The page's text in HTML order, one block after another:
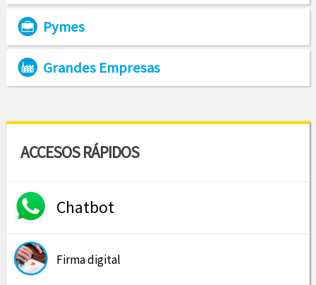
Pymes
Grandes Empresas
ACCESOS RÁPIDOS
Chatbot
Firma digital